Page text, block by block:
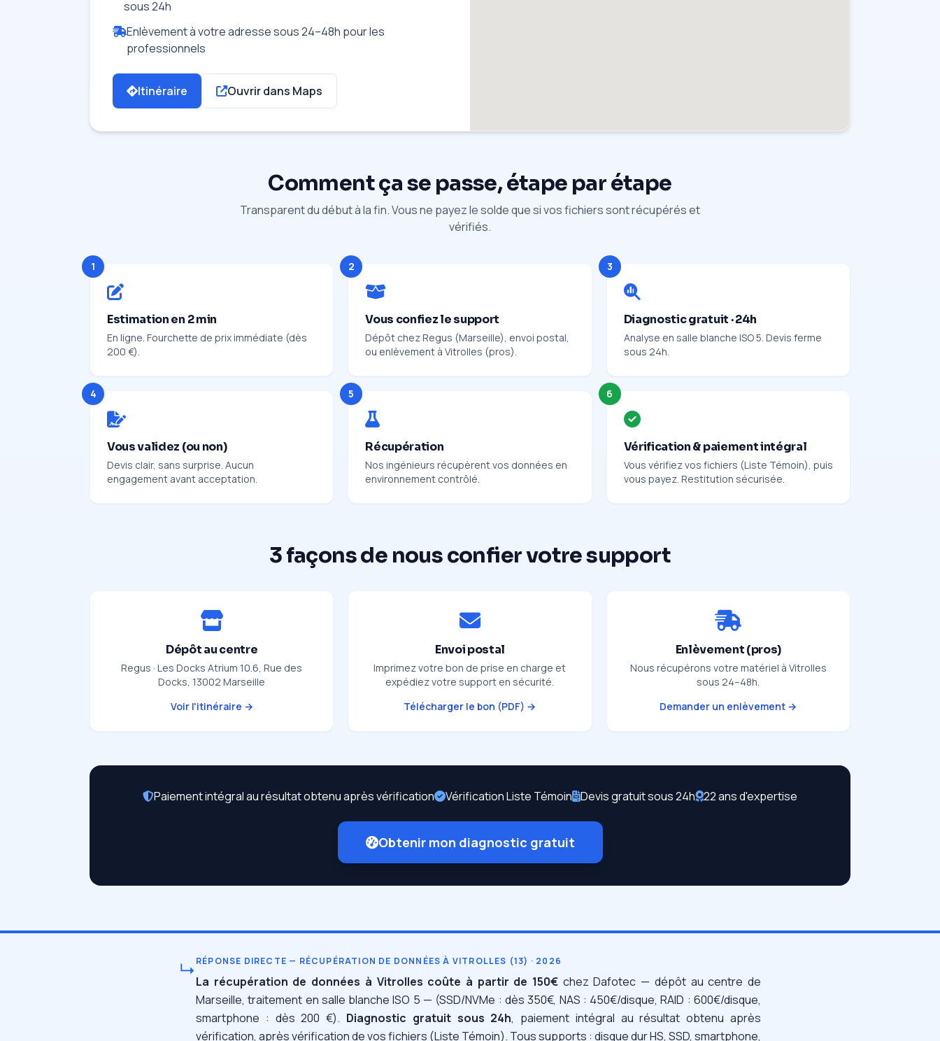
sous 24h
Enlèvement à votre adresse sous 24–48h pour les
professionnels
Itinéraire Ouvrir dans Maps
Comment ça se passe, étape par étape
Transparent du début à la fin. Vous ne payez le solde que si vos fichiers sont récupérés et
vérifiés.
1
Estimation en 2 min
En ligne. Fourchette de prix immédiate (dès
200 €).
2
Vous confiez le support
Dépôt chez Regus (Marseille), envoi postal,
ou enlèvement à Vitrolles (pros).
3
Diagnostic gratuit · 24h
Analyse en salle blanche ISO 5. Devis ferme
sous 24h.
4
Vous validez (ou non)
Devis clair, sans surprise. Aucun
engagement avant acceptation.
5
Récupération
Nos ingénieurs récupèrent vos données en
environnement contrôlé.
6
Vérification & paiement intégral
Vous vérifiez vos fichiers (Liste Témoin), puis
vous payez. Restitution sécurisée.
3 façons de nous confier votre support
Dépôt au centre
Regus · Les Docks Atrium 10.6, Rue des
Docks, 13002 Marseille
Voir l'itinéraire →
Envoi postal
Imprimez votre bon de prise en charge et
expédiez votre support en sécurité.
Télécharger le bon (PDF) →
Enlèvement (pros)
Nous récupérons votre matériel à Vitrolles
sous 24–48h.
Demander un enlèvement →
Paiement intégral au résultat obtenu après vérification Vérification Liste Témoin Devis gratuit sous 24h 22 ans d'expertise
Obtenir mon diagnostic gratuit
↳ RÉPONSE DIRECTE — RÉCUPÉRATION DE DONNÉES À VITROLLES (13) · 2026
La récupération de données à Vitrolles coûte à partir de 150€ chez Dafotec — dépôt au centre de
Marseille, traitement en salle blanche ISO 5 — (SSD/NVMe : dès 350€, NAS : 450€/disque, RAID : 600€/disque,
smartphone : dès 200 €). Diagnostic gratuit sous 24h, paiement intégral au résultat obtenu après
vérification, après vérification de vos fichiers (Liste Témoin). Tous supports : disque dur HS, SSD, smartphone,